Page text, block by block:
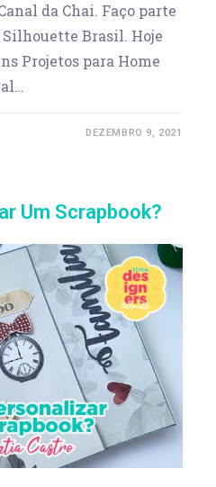
da Chai. Faço parte
Brasil. Hoje
Projetos para Home
DEZEMBRO 9, 2021
Um Scrapbook?